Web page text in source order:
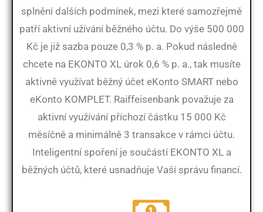
splnění dalších podmínek, mezi které samozřejmě
patří aktivní užívání běžného účtu. Do výše 500 000
Kč je již sazba pouze 0,3 % p. a. Pokud následně
chcete na EKONTO XL úrok 0,6 % p. a., tak musíte
aktivně využívat běžný účet eKonto SMART nebo
eKonto KOMPLET. Raiffeisenbank považuje za
aktivní využívání příchozí částku 15 000 Kč
měsíčně a minimálně 3 transakce v rámci účtu.
Inteligentní spoření je součástí EKONTO XL a
běžných účtů, které usnadňuje Vaší správu financí.